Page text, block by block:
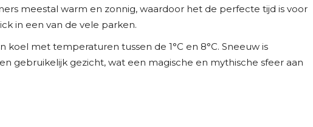
meestal warm en zonnig, waardoor het de perfecte tijd is voor
in een van de vele parken.
koel met temperaturen tussen de 1°C en 8°C. Sneeuw is
gebruikelijk gezicht, wat een magische en mythische sfeer aan